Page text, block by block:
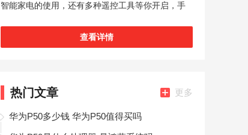
智能家电的使用，还有多种遥控工具等你开启，手
种购物优惠可以让你参与，生活必备这款软件，还
可以这里学习控制家电的方法！如果你对这
查看详情
热门文章 更多
华为P50多少钱 华为P50值得买吗